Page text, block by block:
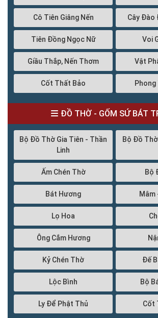
Cô Tiên Giâng Nến Cây Đào
Tiên Đồng Ngọc Nữ Voi
Giầu Thắp, Nến Thơm Vật
Cốt Thất Bảo
ĐỒ THỜ - GỐM SỨ BÁT
Bộ Đồ Thờ Gia Tiên - Thần
Linh
Bộ Đồ
Ấm Chén Thờ Bộ
Bát Hương Mâm
Lọ Hoa
Ông Cắm Hương
Kỷ Chén Thờ Đế
Lộc Bình Bộ
Ly Để Phật Thủ Cốt